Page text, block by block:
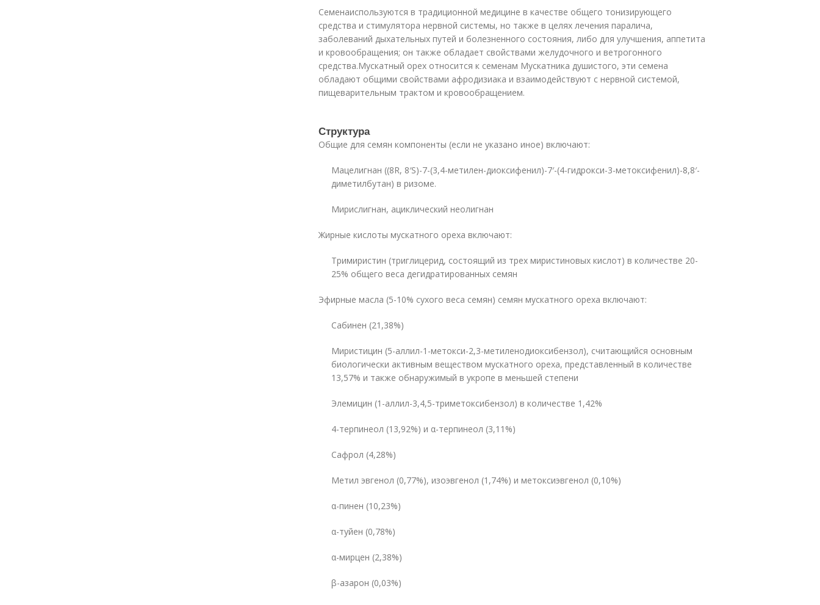
Семенаиспользуются в традиционной медицине в качестве общего тонизирующего
средства и стимулятора нервной системы, но также в целях лечения паралича,
заболеваний дыхательных путей и болезненного состояния, либо для улучшения, аппетита
и кровообращения; он также обладает свойствами желудочного и ветрогонного
средства.Мускатный орех относится к семенам Мускатника душистого, эти семена
обладают общими свойствами афродизиака и взаимодействуют с нервной системой,
пищеварительным трактом и кровообращением.
Структура
Общие для семян компоненты (если не указано иное) включают:
Мацелигнан ((8R, 8′S)-7-(3,4-метилен-диоксифенил)-7′-(4-гидрокси-3-метоксифенил)-8,8′-
диметилбутан) в ризоме.
Мирислигнан, ациклический неолигнан
Жирные кислоты мускатного ореха включают:
Тримиристин (триглицерид, состоящий из трех миристиновых кислот) в количестве 20-
25% общего веса дегидратированных семян
Эфирные масла (5-10% сухого веса семян) семян мускатного ореха включают:
Сабинен (21,38%)
Миристицин (5-аллил-1-метокси-2,3-метиленодиоксибензол), считающийся основным
биологически активным веществом мускатного ореха, представленный в количестве
13,57% и также обнаружимый в укропе в меньшей степени
Элемицин (1-аллил-3,4,5-триметоксибензол) в количестве 1,42%
4-терпинеол (13,92%) и α-терпинеол (3,11%)
Сафрол (4,28%)
Метил эвгенол (0,77%), изоэвгенол (1,74%) и метоксиэвгенол (0,10%)
α-пинен (10,23%)
α-туйен (0,78%)
α-мирцен (2,38%)
β-азарон (0,03%)